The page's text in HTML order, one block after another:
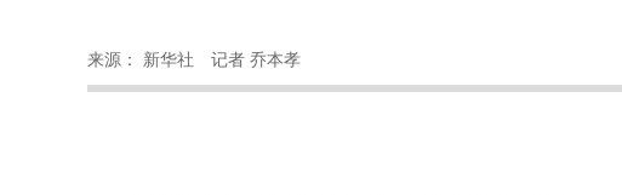
来源： 新华社 记者 乔本孝